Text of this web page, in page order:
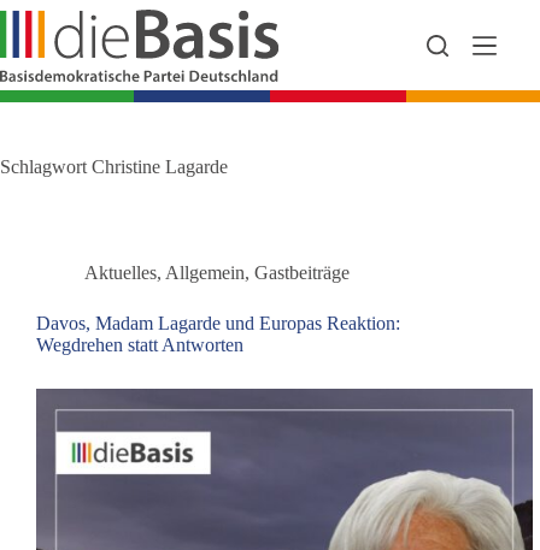
Zum
springen
Schlagwort Christine Lagarde
Aktuelles, Allgemein, Gastbeiträge
Davos, Madam Lagarde und Europas Reaktion:
Wegdrehen statt Antworten